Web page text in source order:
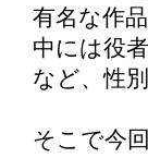
有名な作品
中には役
など、性
そこで今